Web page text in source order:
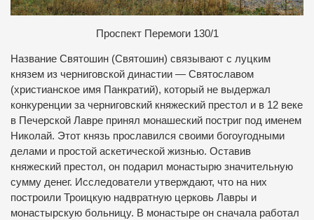
Проспект Перемоги 130/1
Название Святошин (Святошин) связывают с луцким
князем из черниговской династии — Святославом
(христианское имя Панкратий), который не выдержал
конкуренции за черниговский княжеский престол и в 12 веке
в Печерской Лавре принял монашеский постриг под именем
Николай. Этот князь прославился своими богоугодными
делами и простой аскетической жизнью. Оставив
княжеский престол, он подарил монастырю значительную
сумму денег. Исследователи утверждают, что на них
построили Троицкую надвратную церковь Лавры и
монастырскую больницу. В монастыре он сначала работал